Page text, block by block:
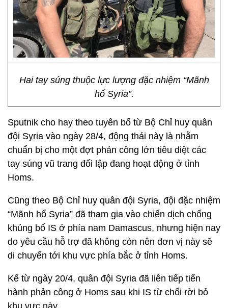
Hai tay súng thuộc lực lượng đặc nhiệm “Mãnh
hổ Syria”.
Sputnik cho hay theo tuyên bố từ Bộ Chỉ huy quân
đội Syria vào ngày 28/4, động thái này là nhằm
chuẩn bị cho một đợt phản công lớn tiêu diệt các
tay súng vũ trang đối lập đang hoạt động ở tỉnh
Homs.
Cũng theo Bộ Chỉ huy quân đội Syria, đội đặc nhiệm
“Mãnh hổ Syria” đã tham gia vào chiến dịch chống
khủng bố IS ở phía nam Damascus, nhưng hiện nay
do yêu cầu hỗ trợ đã không còn nên đơn vị này sẽ
di chuyển tới khu vực phía bắc ở tỉnh Homs.
Kể từ ngày 20/4, quân đội Syria đã liên tiếp tiến
hành phản công ở Homs sau khi IS từ chối rời bỏ
khu vực này.